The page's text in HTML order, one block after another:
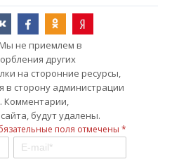
не приемлем в
других
на сторонние ресурсы,
сторону администрации
Комментарии,
будут удалены.
поля отмечены *